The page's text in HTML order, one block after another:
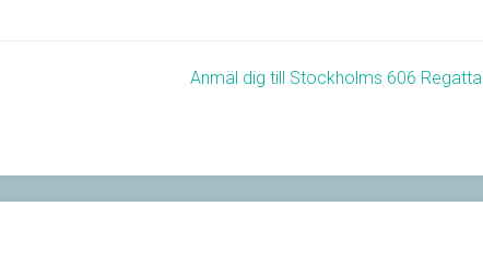
Anmäl dig till Stockholms 606 Regatta